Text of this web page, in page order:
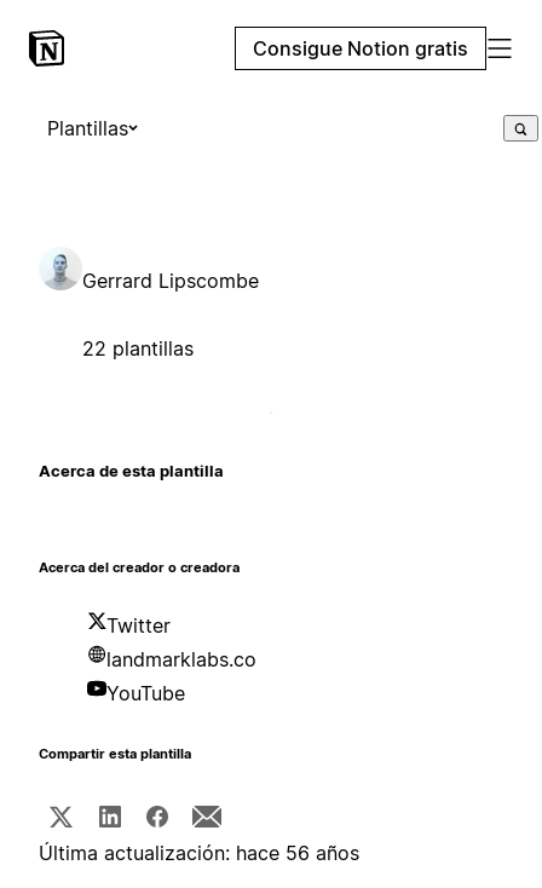
Consigue Notion gratis
Plantillas
Gerrard Lipscombe
22 plantillas
Acerca de esta plantilla
Acerca del creador o creadora
Twitter
landmarklabs.co
YouTube
Compartir esta plantilla
Última actualización: hace 56 años